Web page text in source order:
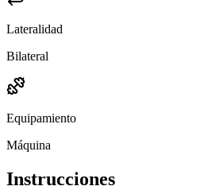
Lateralidad
Bilateral
Equipamiento
Máquina
Instrucciones